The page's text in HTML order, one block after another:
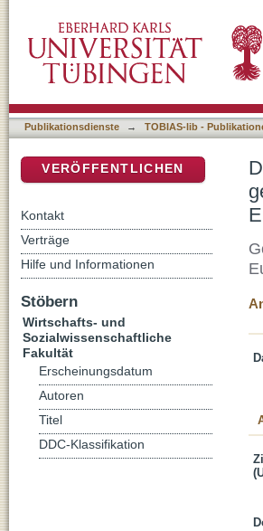
Südosteuropas und in der
Publikationsdienste → TOBIAS-lib -
VERÖFFENTLICHEN
Kontakt
Verträge
Hilfe und Informationen
Stöbern
Wirtschafts- und
Sozialwissenschaftliche
Fakultät
Erscheinungsdatum
Autoren
Titel
DDC-Klassifikation